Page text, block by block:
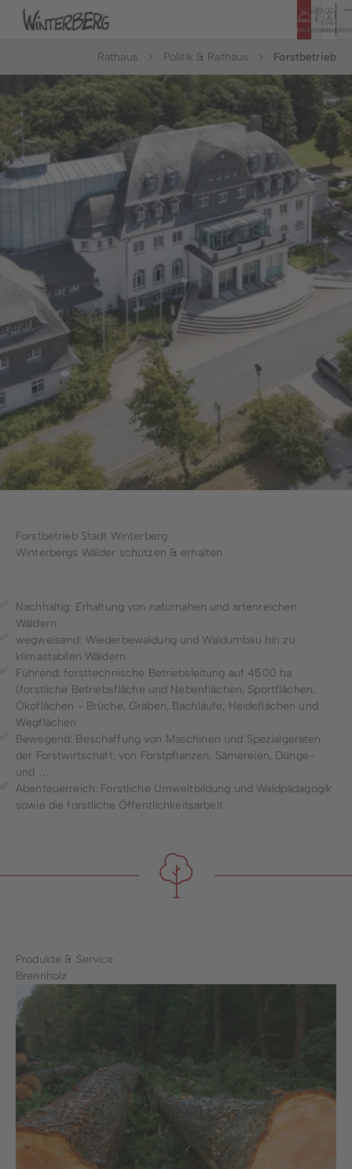
ServiceKonzern
Eye-
Able
Tourismus Rathaus
Bildung & Soziales
Bürger & Service
Leben & Wohnen
Politik & Rathaus
Stadtwerke
Wirtschaftsförderung
Stadtmarketing
Forstbetrieb
Schwimmbad
Rathaus Politik & Rathaus Forstbetrieb
Forstbetrieb Stadt Winterberg
Winterbergs Wälder schützen & erhalten
Nachhaltig: Erhaltung von naturnahen und artenreichen
Wäldern
wegweisend: Wiederbewaldung und Waldumbau hin zu
klimastabilen Wäldern
Führend: forsttechnische Betriebsleitung auf 4500 ha
(forstliche Betriebsfläche und Nebenflächen, Sportflächen,
Ökoflächen - Brüche, Gräben, Bachläufe, Heideflächen und
Wegflächen
Bewegend: Beschaffung von Maschinen und Spezialgeräten
der Forstwirtschaft, von Forstpflanzen, Sämereien, Dünge-
und …
Abenteuerreich: Forstliche Umweltbildung und Waldpädagogik
sowie die forstliche Öffentlichkeitsarbeit
Produkte & Service
Brennholz